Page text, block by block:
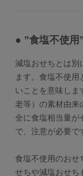
● ”食塩不使用
減塩おせちとは別
ます。食塩不使
いことを意味しま
老等）の素材由来
全に食塩相当量が
で、注意が必要で
食塩不使用のおせ
せちや減塩おせち